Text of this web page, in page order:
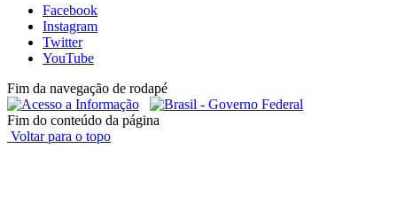
Facebook
Instagram
Twitter
YouTube
Fim da navegação de rodapé
Fim do conteúdo da página
Voltar para o topo